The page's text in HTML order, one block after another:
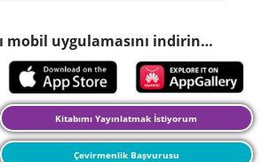
mobil uygulamasını indirin…
Kitabımı Yayınlatmak İstiyorum
Çevirmenlik Başvurusu